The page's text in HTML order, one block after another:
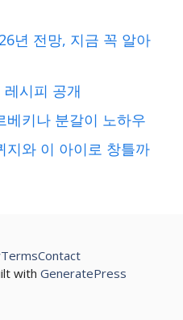
년 전망, 지금 꼭 알아
시피 공개
베키나 분갈이 노하우
지와 이 아이로 창틀까
with GeneratePress
TermsContact